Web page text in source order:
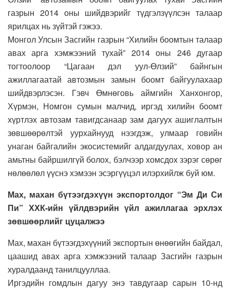
газрын 2014 оны шийдвэрийг түдгэлзүүлсэн талаар
ярилцах нь зүйтэй гэжээ.
Монгол Улсын Засгийн газрын “Хилийн боомтын талаар
авах арга хэмжээний тухай” 2014 оны 246 дугаар
тогтоолоор “Цагаан дэл уул-Өлзий” байнгын
ажиллагаатай автозмын замын боомт байгуулахаар
шийдвэрлэсэн. Гэвч Өмнөговь аймгийн Ханхонгор,
Хүрмэн, Номгон сумын малчид, иргэд хилийн боомт
хүртлэх автозам тавигдсанаар зам дагуух ашиглалтын
зөвшөөрөлтэй уурхайнууд нээгдэж, улмаар говийн
унаган байгалийн экосистемийг алдагдуулах, ховор ан
амьтны байршилгүй болох, бэлчээр хомсдох зэрэг сөрөг
нөлөөлөл үүснэ хэмээн эсэргүүцэл илэрхийлж буй юм.
Мах, махан бүтээгдэхүүн экспортолдог “Эм Ди Си
Пи” ХХК-ийн үйлдвэрийн үйл ажиллагаа эрхлэх
зөвшөөрлийг цуцалжээ
Мах, махан бүтээгдэхүүний экспортын өнөөгийн байдал,
цаашид авах арга хэмжээний талаар Засгийн газрын
хуралдаанд танилцууллаа.
Иргэдийн гомдлын дагуу энэ тавдугаар сарын 10-нд